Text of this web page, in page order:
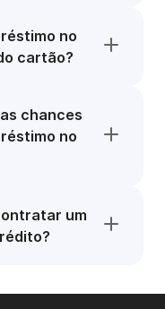
no
cartão?
chances
no
um